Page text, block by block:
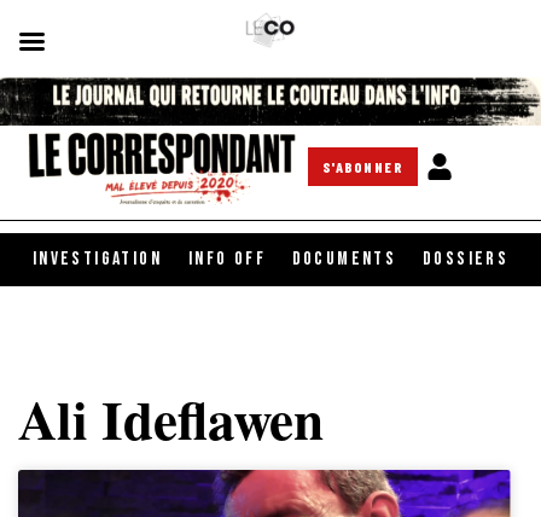
S'ABONNER
INVESTIGATION INFO OFF DOCUMENTS DOSSIERS
Ali Ideflawen